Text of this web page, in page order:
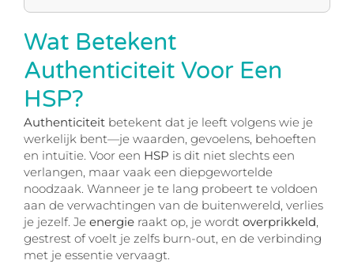
Wat Betekent
Authenticiteit Voor Een
HSP?
Authenticiteit betekent dat je leeft volgens wie je
werkelijk bent—je waarden, gevoelens, behoeften
en intuïtie. Voor een HSP is dit niet slechts een
verlangen, maar vaak een diepgewortelde
noodzaak. Wanneer je te lang probeert te voldoen
aan de verwachtingen van de buitenwereld, verlies
je jezelf. Je energie raakt op, je wordt overprikkeld,
gestrest of voelt je zelfs burn-out, en de verbinding
met je essentie vervaagt.